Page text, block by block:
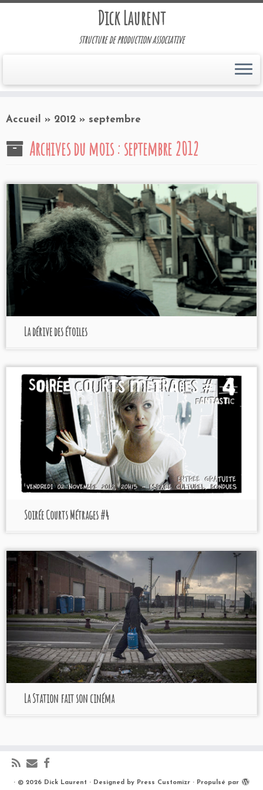
Dick Laurent
structure de production associative
Accueil » 2012 » septembre
Archives du mois :septembre 2012
La dérive des étoiles
Soirée Courts Métrages #4
La Station fait son cinéma
· © 2026 Dick Laurent · Designed by Press Customizr · Propulsé par